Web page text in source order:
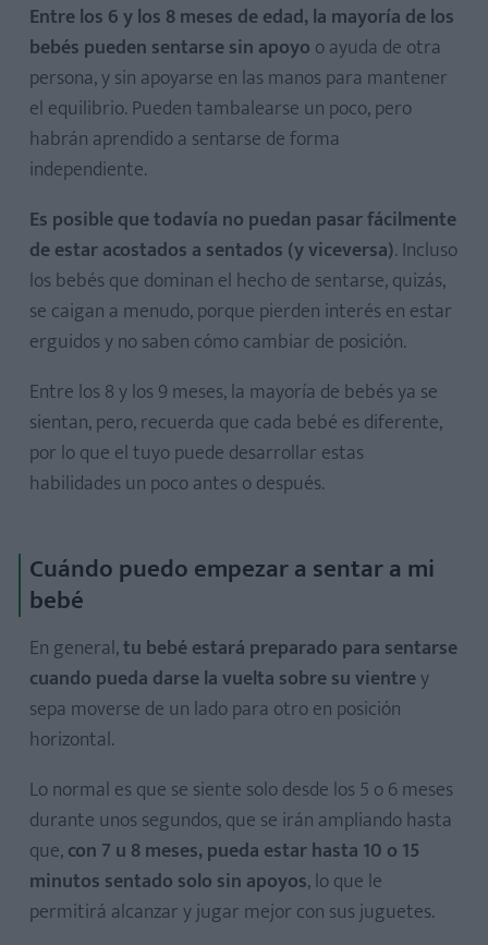
Entre los 6 y los 8 meses de edad, la mayoría de los
bebés pueden sentarse sin apoyo o ayuda de otra
persona, y sin apoyarse en las manos para mantener
el equilibrio. Pueden tambalearse un poco, pero
habrán aprendido a sentarse de forma
independiente.
Es posible que todavía no puedan pasar fácilmente
de estar acostados a sentados (y viceversa). Incluso
los bebés que dominan el hecho de sentarse, quizás,
se caigan a menudo, porque pierden interés en estar
erguidos y no saben cómo cambiar de posición.
Entre los 8 y los 9 meses, la mayoría de bebés ya se
sientan, pero, recuerda que cada bebé es diferente,
por lo que el tuyo puede desarrollar estas
habilidades un poco antes o después.
Cuándo puedo empezar a sentar a mi
bebé
En general,tu bebé estará preparado para sentarse
cuando pueda darse la vuelta sobre su vientrey
sepa moverse de un lado para otro en posición
horizontal.
Lo normal es que se siente solo desde los 5 o 6 meses
durante unos segundos, que se irán ampliando hasta
que,con 7 u 8 meses, pueda estar hasta 10 o 15
minutos sentado solo sin apoyos, lo que le
permitirá alcanzar y jugar mejor con sus juguetes.